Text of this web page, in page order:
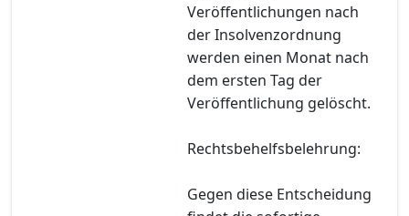
Veröffentlichungen nach
der Insolvenzordnung
werden einen Monat nach
dem ersten Tag der
Veröffentlichung gelöscht.
Rechtsbehelfsbelehrung:
Gegen diese Entscheidung